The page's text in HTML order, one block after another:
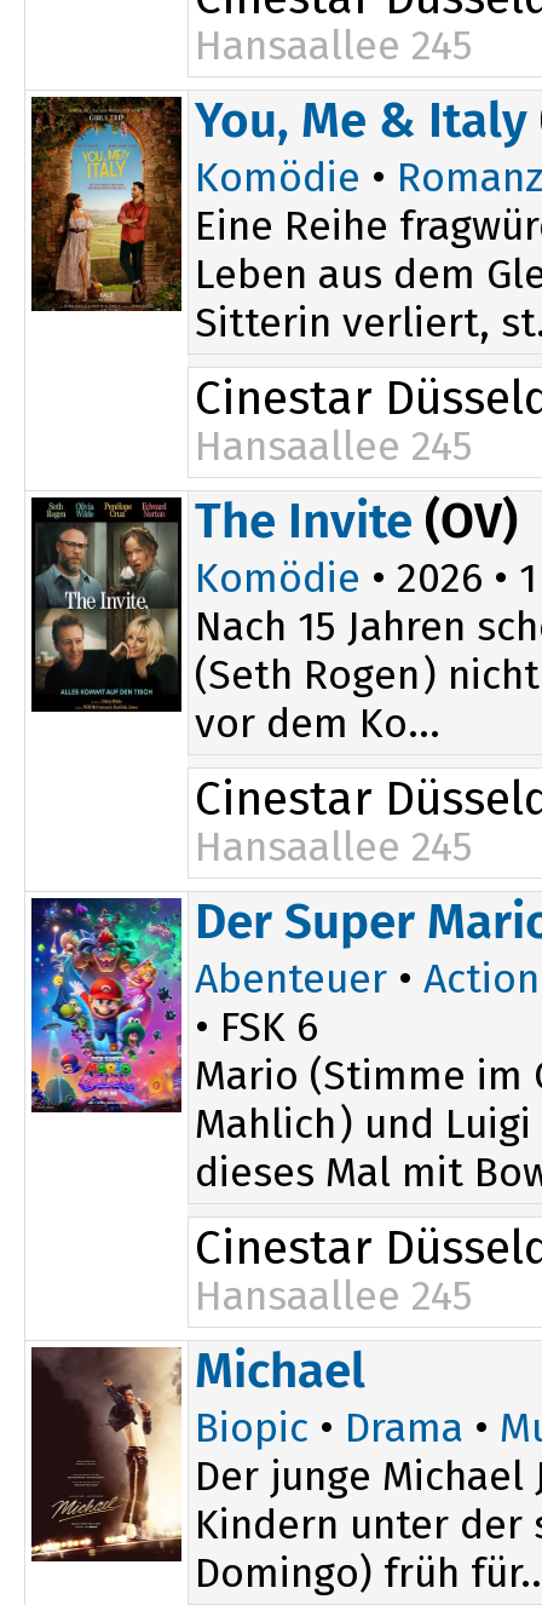
Hansaallee 245
20:10
You, Me & Italy
Komödie •
Eine Reihe
Leben aus dem
Sitterin verliert,
Cinestar
Hansaallee 245
The Invite (OV)
Komödie • 2026 •
Nach 15 Jahren
(Seth Rogen)
vor dem Ko...
Cinestar
Hansaallee 245
20:25
Der Super
Abenteuer • Action
• FSK 6
Mario (Stimme im
Mahlich) und
dieses Mal mit
Cinestar
Hansaallee 245
11:30
Michael
Biopic • Drama •
Der junge Michael
Kindern unter der
Domingo) früh